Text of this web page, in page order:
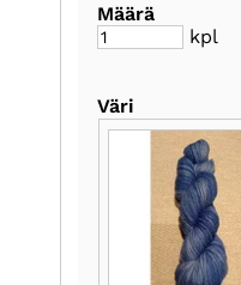
Määrä
kpl
Väri